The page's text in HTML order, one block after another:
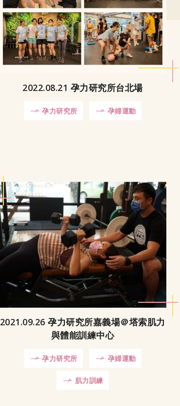
2022.08.21 孕力研究所台北場
孕力研究所 孕婦運動
2021.09.26 孕力研究所嘉義場＠塔索肌力
與體能訓練中心
孕力研究所 孕婦運動
肌力訓練